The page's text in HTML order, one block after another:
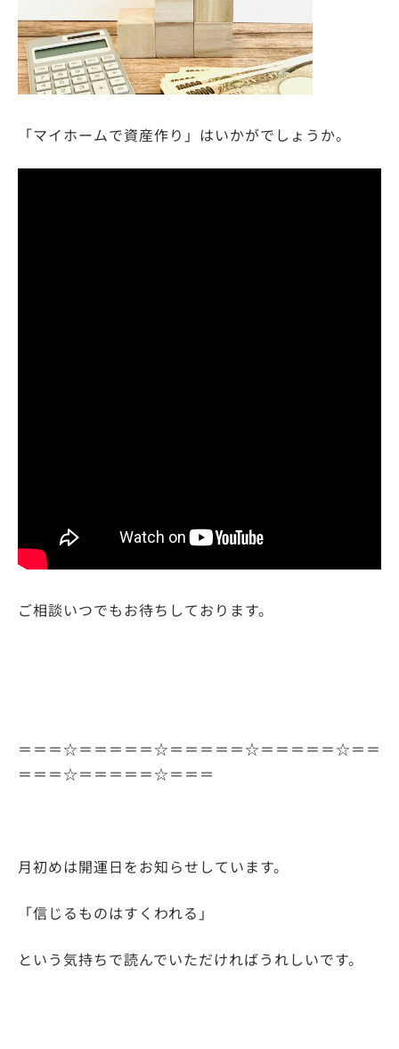
「マイホームで資産作り」はいかがでしょうか。
ご相談いつでもお待ちしております。
＝＝＝☆＝＝＝＝＝☆＝＝＝＝＝☆＝＝＝＝＝☆＝＝
＝＝＝☆＝＝＝＝＝☆＝＝＝
月初めは開運日をお知らせしています。
「信じるものはすくわれる」
という気持ちで読んでいただければうれしいです。